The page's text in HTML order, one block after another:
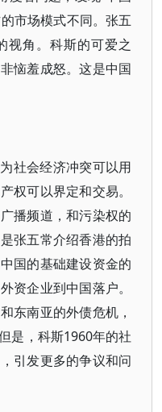
市场模式不同。张五
视角。科斯的可爱之
恼羞成怒。这是中国
社会经济冲突可以用
权可以界定和交易。
播频道，和污染权的
张五常介绍香港的拍
国的基础建设资金的
资企业到中国落户。
东南亚的外债危机，
是，科斯1960年的社
引发更多的争议和问